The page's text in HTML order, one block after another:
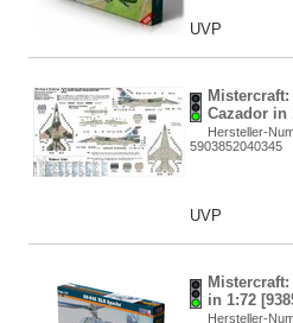
UVP
Mistercraft:
Cazador in
Hersteller-
5903852040345
UVP
Mistercraft:
in 1:72
Hersteller-